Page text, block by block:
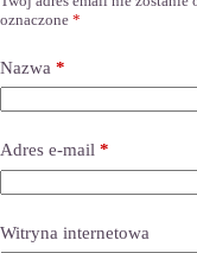
oznaczone *
Nazwa *
Adres e-mail *
Witryna internetowa